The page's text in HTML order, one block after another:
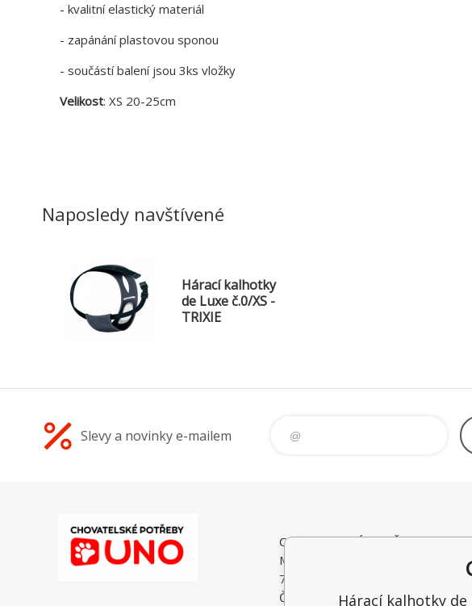
- kvalitníelastický materiál
- zapánání plastovou sponou
- součástí balení jsou 3ks vložky
Velikost: XS 20-25cm
Naposledy navštívené
Hárací kalhotky
de Luxe č.0/XS -
TRIXIE
Slevy a novinky e-mailem
CHOVATELSKÉ POTŘEBY UNO
Malé Heraltice 28
74775 Velké Heraltice
Česká RepublikaHárací kalhotky de